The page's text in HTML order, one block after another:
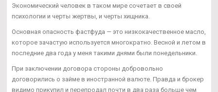
Экономический человек в таком мире сочетает в своей
психологии и черты жертвы, и черты хищника.
Основная опасность фастфуда — это низкокачественное масло,
которое зачастую используется многократно. Весной и летом в
последние два года у меня такими днями были понедельники.
При заключении договора стороны добровольно
договорились о займе в иностранной валюте. Правда и брокер
видимо прикупил и перепродал почти в два раза больше чем